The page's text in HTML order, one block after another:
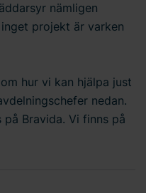
nämligen
projekt är varken
hur vi kan hjälpa just
nedan.
Bravida. Vi finns på